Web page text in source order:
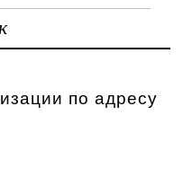
по адресу